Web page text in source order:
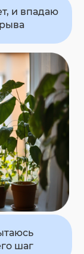
и впадаю
шаг